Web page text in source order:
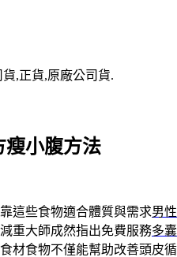
,正貨,原廠公司貨.
瘦小腹方法
這些食物適合體質與需求男
重大師成然指出免費服務多
材食物不僅能幫助改善頭皮